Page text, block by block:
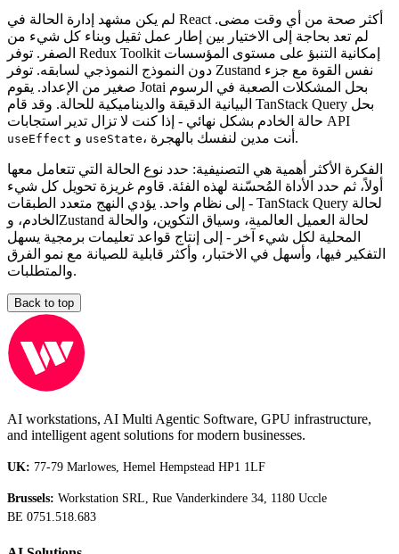
لم يكن مشهد إدارة الحالة في React أكثر صحة من أي وقت مضى.
لم تعد بحاجة إلى الاختيار بين إطار عمل ثقيل وبناء كل شيء من
الصفر. توفر Redux Toolkit إمكانية التنبؤ على مستوى المؤسسات
دون النموذج النموذجي لسابقه. توفر Zustand نفس القوة مع جزء
صغير من الإعداد. يقوم Jotai بحل المشكلات الصعبة في الرسوم
البيانية الدقيقة والديناميكية للحالة. وقد قام TanStack Query بحل
حالة الخادم بشكل نهائي - إذا كنت لا تزال تدير استجابات API
useEffect useState ، أنت مدين لنفسك بالهجرة.
الفكرة الأكثر أهمية هي التصنيفية: حدد نوع الحالة التي تتعامل معها
أولاً، ثم حدد الأداة المُحسّنة لهذه الفئة. قاوم غريزة تحويل كل شيء
إلى نظام واحد. يؤدي النهج متعدد الطبقات - TanStack Query لحالة
الخادم، وZustand لحالة العميل العالمية، وسياق التكوين، والحالة
المحلية لكل شيء آخر - إلى إنتاج قواعد تعليمات برمجية يسهل
التفكير فيها، وأسهل في الاختبار، وأكثر قابلية للصيانة مع نمو الفرق
والمتطلبات.
Back to top
AI workstations, AI Multi Agentic Software, GPU infrastructure,
and intelligent agent solutions for modern businesses.
UK: 77-79 Marlowes, Hemel Hempstead HP1 1LF
Brussels: Workstation SRL, Rue Vanderkindere 34, 1180 Uccle
BE 0751.518.683